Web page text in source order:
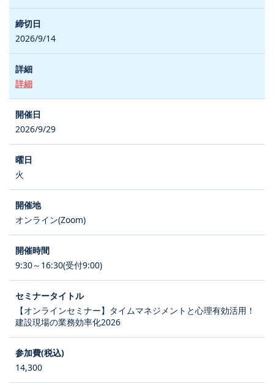
2026/9/14
詳細
2026/9/29
火
オンライン(Zoom)
9:30～16:30(受付9:00)
【オンラインセミナー】タイムマネジメントと心理有効活用！
建設現場の業務効率化2026
14,300